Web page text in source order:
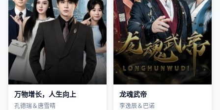
万物增长，人生向上
孔德瑞＆唐雪晴
龙魂武帝
李逸辰＆巴诺